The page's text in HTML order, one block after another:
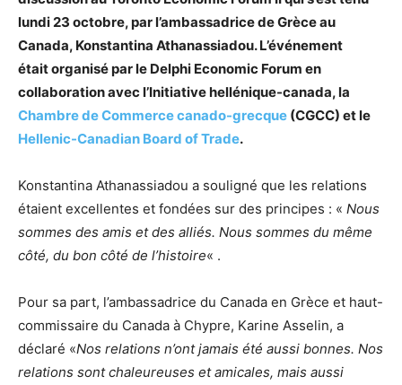
lundi 23 octobre, par l’ambassadrice de Grèce au
Canada, Konstantina Athanassiadou. L’événement
étaitorganisé par le Delphi Economic Forum en
collaboration avec l’Initiative hellénique-canada, la
Chambre de Commerce canado-grecque (CGCC) et le
Hellenic-Canadian Board of Trade.
Konstantina Athanassiadou a souligné que les relations
étaient excellentes et fondées sur des principes : « Nous
sommes des amis et des alliés. Nous sommes du même
côté, du bon côté de l’histoire« .
Pour sa part, l’ambassadrice du Canada en Grèce et haut-
commissaire du Canada à Chypre, Karine Asselin, a
déclaré «Nos relations n’ont jamais été aussi bonnes. Nos
relations sont chaleureuses et amicales, mais aussi